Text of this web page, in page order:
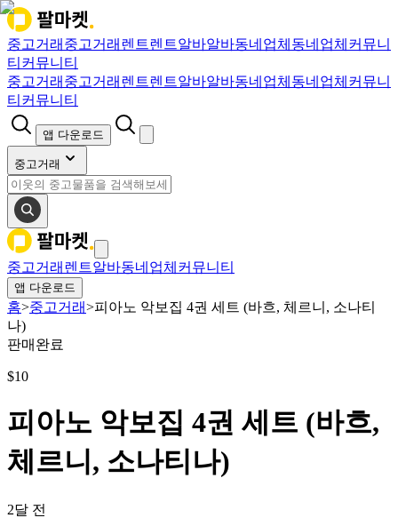
중고거래 중고거래 렌트렌트알바알바동네업체 동네업체 커뮤니
티 커뮤니티
중고거래 중고거래 렌트렌트알바알바동네업체 동네업체 커뮤니
티 커뮤니티
앱 다운로드
중고거래
중고거래 렌트알바동네업체 커뮤니티
앱 다운로드
홈>중고거래>피아노 악보집 4권 세트 (바흐, 체르니, 소나티
나)
판매완료
$10
피아노 악보집 4권 세트 (바흐,
체르니, 소나티나)
2달 전